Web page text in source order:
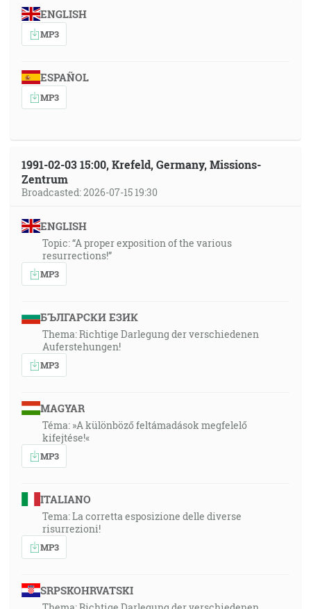
ENGLISH
MP3
ESPAÑOL
MP3
1991-02-03 15:00, Krefeld, Germany, Missions-
Zentrum
Broadcasted: 2026-07-15 19:30
ENGLISH
Topic: “A proper exposition of the various
resurrections!”
MP3
БЪЛГАРСКИ ЕЗИК
Thema: Richtige Darlegung der verschiedenen
Auferstehungen!
MP3
MAGYAR
Téma: »A különböző feltámadások megfelelő
kifejtése!«
MP3
ITALIANO
Tema: La corretta esposizione delle diverse
risurrezioni!
MP3
SRPSKOHRVATSKI